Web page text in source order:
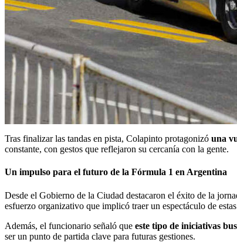
Tras finalizar las tandas en pista, Colapinto protagonizó una
constante, con gestos que reflejaron su cercanía con la gente.
Un impulso para el futuro de la Fórmula 1 en Argentina
Desde el Gobierno de la Ciudad destacaron el éxito de la
esfuerzo organizativo que implicó traer un espectáculo de
Además, el funcionario señaló que este tipo de iniciativas
ser un punto de partida clave para futuras gestiones.